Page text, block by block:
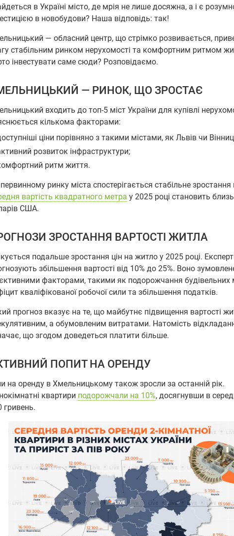
в Україні місто, де мрія не лише досяжна, а і є
в новобудови? Наша відповідь: так!
— обласний центр, що стрімко розвивається,
стабільним ринком нерухомості та комфортним ритмом
інвестувати саме сюди? Розповідаємо.
— РИНОК, ЩО ЗРОСТАЄ
входить до топ-5 міст України для купівлі
кількома факторами:
ціни порівняно з такими містами, як Львів чи
розвиток інфраструктури;
ритм життя.
ринку міста спостерігається стабільне зростання
вартість квадратного метра у 2025 році становить
США.
ЗРОСТАННЯ ВАРТОСТІ ЖИТЛА
подальше зростання цін на житло у 2025 році.
збільшення вартості від 10% до 25%. Воно
факторами, такими як подорожчання будівельних
кваліфікованої робочої сили та збільшення податків.
прогноз вказує на те, що майбутнє підвищення вартості
а обумовленим витратами. Натомість
що згодом доведеться платити більше.
ПОПИТ НА ОРЕНДУ
на оренду в Хмельницькому також зросли за останній рік.
квартири подорожчали на 10%, досягнувши в
гривень.